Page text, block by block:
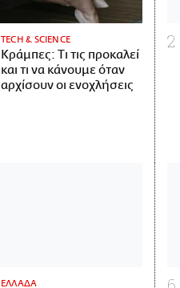
ΤECH & SCIENCE
Κράμπες: Τι τις προκαλεί
και τι να κάνουμε όταν
αρχίσουν οι ενοχλήσεις
ΕΛΛΑΔΑ